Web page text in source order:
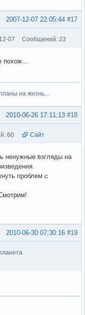
#17
2007-12-07 22:05:44
07 Сообщений: 23
на жизнь...
#18
2010-06-26 17:11:13
60 Сайт
ненужные взгляды на
проблем с
#19
2010-06-30 07:30:16